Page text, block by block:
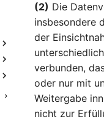
(2) Die
insbesondere
der
verbunden,
oder nur mit
Weitergabe
nicht zur